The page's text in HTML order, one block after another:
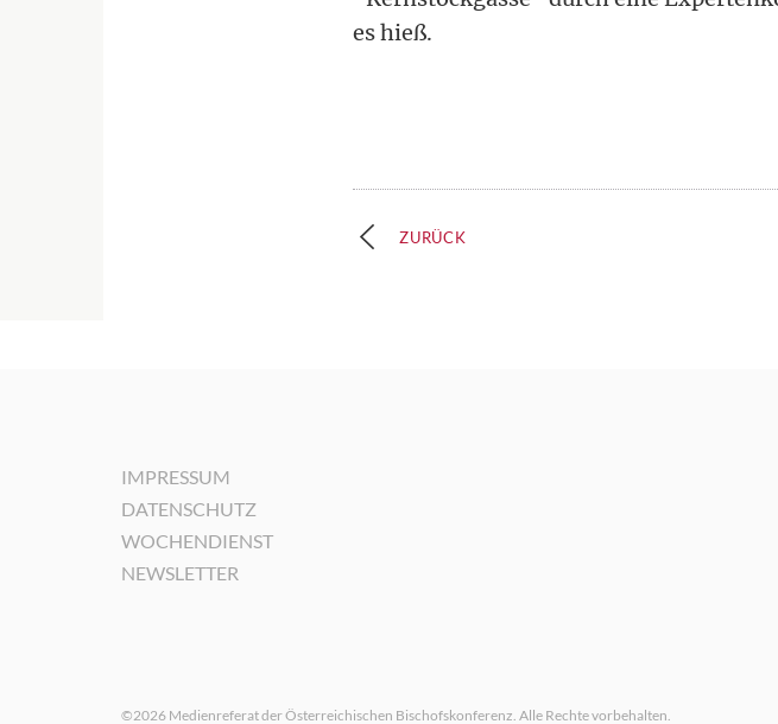
es hieß.
ZURÜCK
IMPRESSUM
DATENSCHUTZ
WOCHENDIENST
NEWSLETTER
©2026 Medienreferat der Österreichischen Bischofskonferenz. Alle Rechte vorbehalten.